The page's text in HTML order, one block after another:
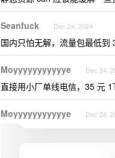
Seanfuck Dec 24, 2024
国内只怕无解，流量包最低到
Moyyyyyyyyyyye Dec 24,
直接用小厂单线电信，35 元
Moyyyyyyyyyyye Dec 24,